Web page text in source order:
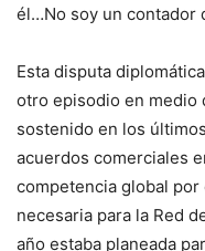
él…No soy un contador
Esta disputa
otro episodio en medio
sostenido en los
acuerdos comerciales
competencia global
necesaria para la Red
año estaba planeada